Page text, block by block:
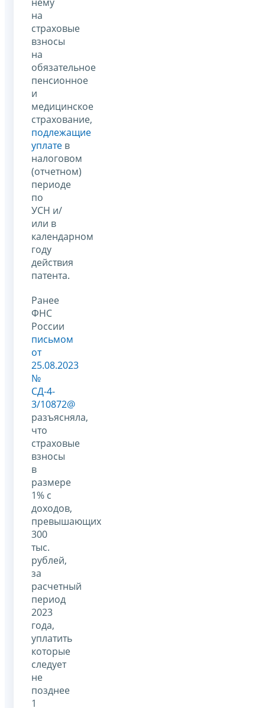
на
страховые
взносы
на
обязательное
пенсионное
и
медицинское
страхование,
подлежащие
уплате в
налоговом
(отчетном)
периоде
по
УСН и/
или в
календарном
году
действия
патента.
Ранее
ФНС
России
письмом
от
25.08.2023
№
СД-4-
3/10872@
разъясняла,
что
страховые
взносы
в
размере
1% с
доходов,
превышающих
300
тыс.
рублей,
за
расчетный
период
2023
года,
уплатить
которые
следует
не
позднее
1